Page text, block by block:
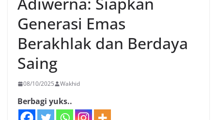
Generasi Emas
Berakhlak dan Berdaya
Saing
08/10/2025 Wakhid
Berbagi yuks..